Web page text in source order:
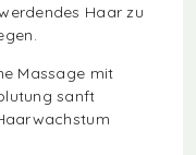
Haar zu
Massage mit
sanft